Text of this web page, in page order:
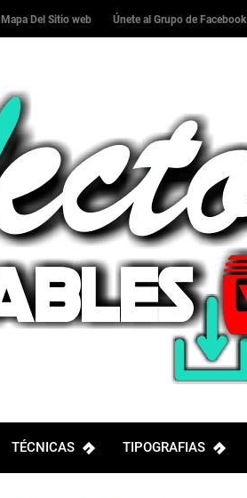
Mapa Del Sitio web Únete al Grupo de Facebook
TÉCNICAS TIPOGRAFIAS